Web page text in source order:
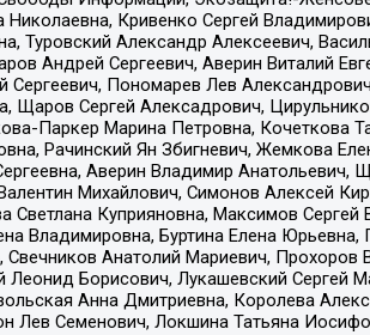
Николаевна, Кривенко Сергей
Туровский Александр Алексеевич,
Андрей Сергеевич, Аверин Виталий
Пономарев Лев
Щаров Сергей Алексадрович,
Паркер Марина Петровна, Кочеткова
Рачинский Ян Збигневич, Жемкова
Аверин Владимир
Михайлович, Симонов Алексей
Куприяновна, Максимов
Владимировна, Буртина Елена
Анатолий Мариевич,
Леонид Борисович, Лукашевский
Анна Дмитриевна, Королева
Лев Семенович, Локшина Татьяна